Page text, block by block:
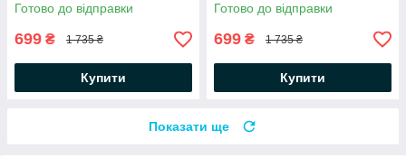
Готово до відправки
699 ₴ 1 735 ₴
Купити
Готово до відправки
699 ₴ 1 735 ₴
Купити
Показати ще